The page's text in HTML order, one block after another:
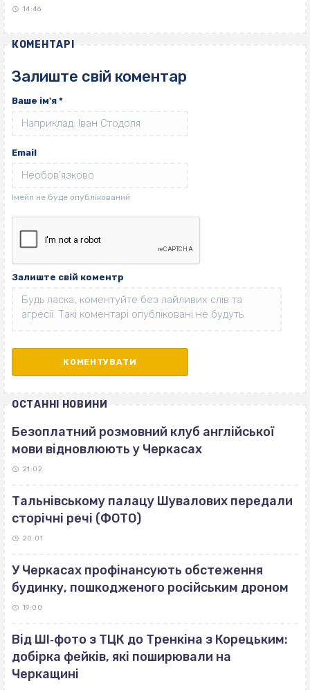
14:46
КОМЕНТАРІ
Залиште свій коментар
Ваше ім'я *
Email
Залиште свій коментр
ОСТАННІ НОВИНИ
Безоплатний розмовний клуб англійської
мови відновлюють у Черкасах
21:02
Тальнівському палацу Шувалових передали
сторічні речі (ФОТО)
20:01
У Черкасах профінансують обстеження
будинку, пошкодженого російським дроном
19:00
Від ШІ‐фото з ТЦК до Тренкіна з Корецьким:
добірка фейків, які поширювали на
Черкащині